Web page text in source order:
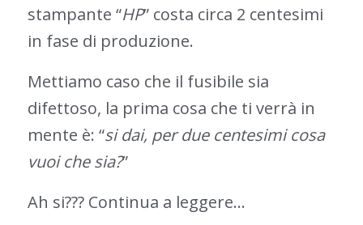
stampante “HP” costa circa 2 centesimi
in fase di produzione.
Mettiamo caso che il fusibile sia
difettoso, la prima cosa che ti verrà in
mente è: “si dai, per due centesimi cosa
vuoi che sia?”
Ah si??? Continua a leggere…